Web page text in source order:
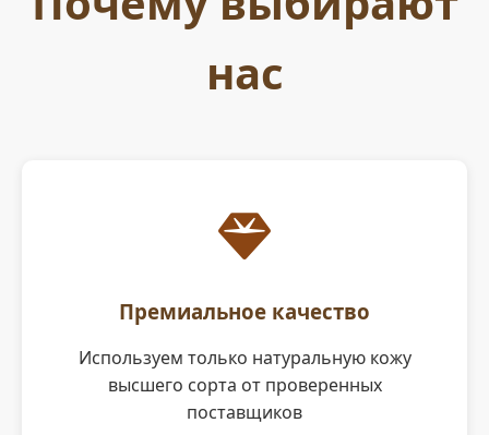
нас
Премиальное качество
Используем только натуральную кожу
высшего сорта от проверенных
поставщиков